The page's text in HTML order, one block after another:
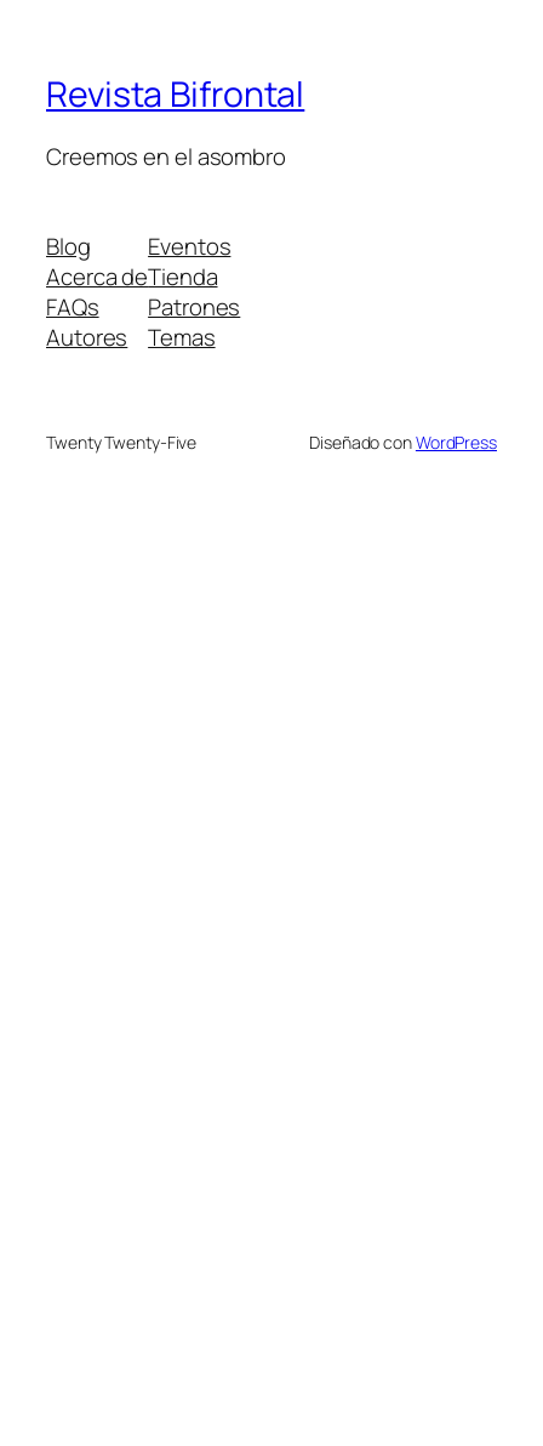
Revista Bifrontal
Creemos en el asombro
Blog
Acerca de
FAQs
Autores
Eventos
Tienda
Patrones
Temas
Twenty Twenty-Five Diseñado conWordPress